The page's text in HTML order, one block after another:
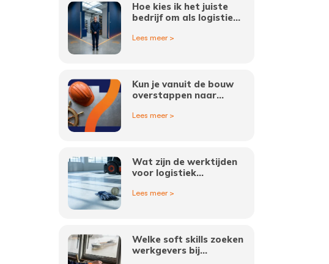
Hoe kies ik het juiste
bedrijf om als logistiek
Amsterdam te werken?
Lees meer >
Kun je vanuit de bouw
overstappen naar
Lees meer >
Wat zijn de werktijden
voor logistiek
Amsterdam?
Lees meer >
Welke soft skills zoeken
werkgevers bij